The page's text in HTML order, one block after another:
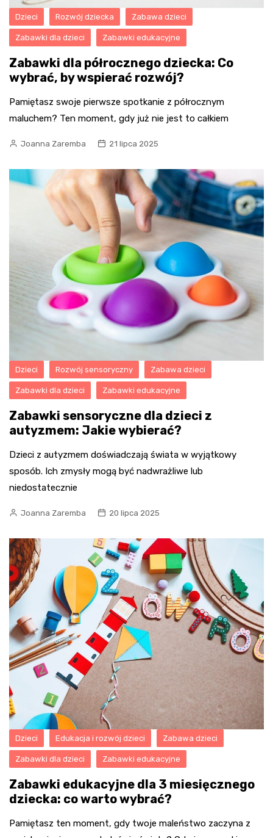
Dzieci Rozwój dziecka Zabawa dzieci
Zabawki dla dzieci Zabawki edukacyjne
Zabawki dla półrocznego dziecka: Co
wybrać, by wspierać rozwój?
Pamiętasz swoje pierwsze spotkanie z półrocznym
maluchem? Ten moment, gdy już nie jest to całkiem
Joanna Zaremba 21 lipca 2025
Dzieci Rozwój sensoryczny Zabawa dzieci
Zabawki dla dzieci Zabawki edukacyjne
Zabawki sensoryczne dla dzieci z
autyzmem: Jakie wybierać?
Dzieci z autyzmem doświadczają świata w wyjątkowy
sposób. Ich zmysły mogą być nadwrażliwe lub
niedostatecznie
Joanna Zaremba 20 lipca 2025
Dzieci Edukacja i rozwój dzieci Zabawa dzieci
Zabawki dla dzieci Zabawki edukacyjne
Zabawki edukacyjne dla 3 miesięcznego
dziecka: co warto wybrać?
Pamiętasz ten moment, gdy twoje maleństwo zaczyna z